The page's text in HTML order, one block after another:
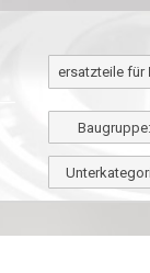
ersatzteile für
Baugruppe: